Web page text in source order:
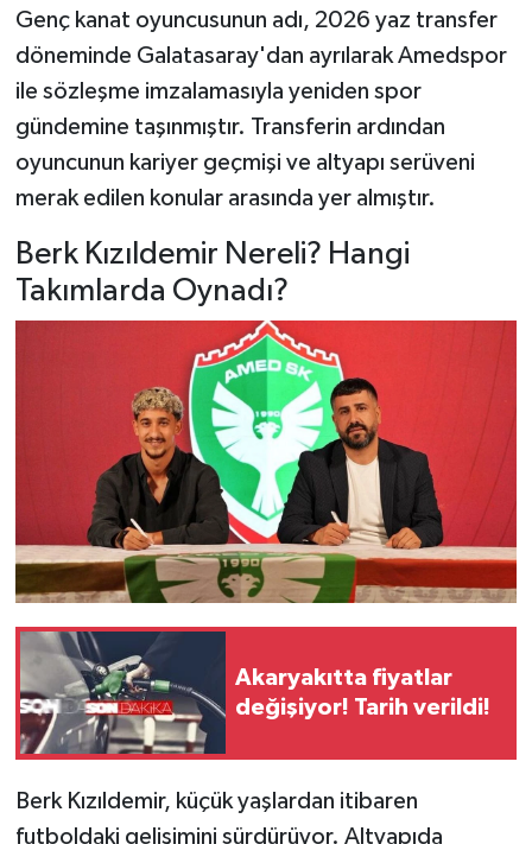
Genç kanat oyuncusunun adı, 2026 yaz transfer
döneminde Galatasaray'dan ayrılarak Amedspor
ile sözleşme imzalamasıyla yeniden spor
gündemine taşınmıştır. Transferin ardından
oyuncunun kariyer geçmişi ve altyapı serüveni
merak edilen konular arasında yer almıştır.
Berk Kızıldemir Nereli? Hangi
Takımlarda Oynadı?
Akaryakıtta fiyatlar
değişiyor! Tarih verildi!
Berk Kızıldemir, küçük yaşlardan itibaren
futboldaki gelişimini sürdürüyor. Altyapıda